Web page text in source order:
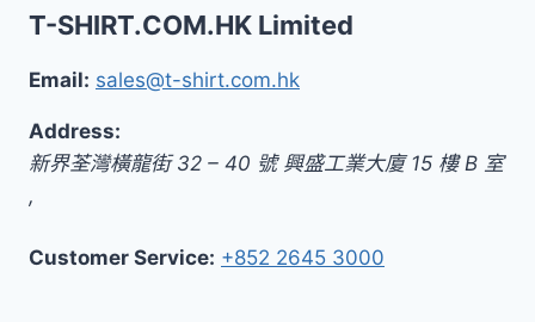
T-SHIRT.COM.HK Limited
Email: sales@t-shirt.com.hk
Address:
新界荃灣橫龍街 32 – 40 號 興盛工業大廈 15 樓 B 室
,
Customer Service: +852 2645 3000